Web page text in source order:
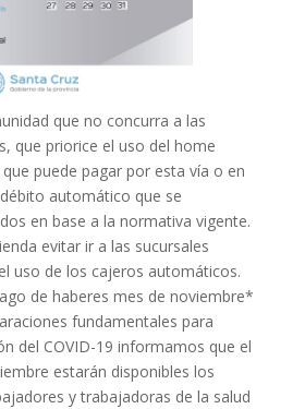
que no concurra a las
que priorice el uso del home
puede pagar por esta vía o en
automático que se
en base a la normativa vigente.
evitar ir a las sucursales
uso de los cajeros automáticos.
de haberes mes de noviembre*
fundamentales para
del COVID-19 informamos que el
estarán disponibles los
y trabajadoras de la salud